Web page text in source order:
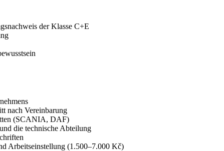
der Klasse C+E
nach Vereinbarung
(SCANIA, DAF)
die technische Abteilung
Arbeitseinstellung (1.500–7.000 Kč)